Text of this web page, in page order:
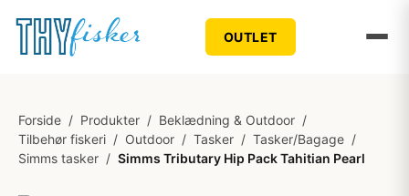
OUTLET
Forside / Produkter / Beklædning & Outdoor /
Tilbehør fiskeri / Outdoor / Tasker / Tasker/Bagage /
Simms tasker / Simms Tributary Hip Pack Tahitian Pearl